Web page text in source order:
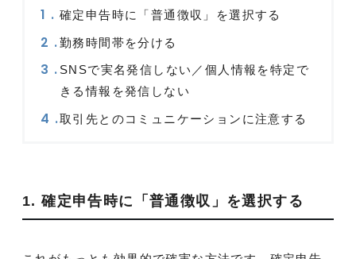
確定申告時に「普通徴収」を選択する
勤務時間帯を分ける
SNSで実名発信しない／個人情報を特定で
きる情報を発信しない
取引先とのコミュニケーションに注意する
1. 確定申告時に「普通徴収」を選択する